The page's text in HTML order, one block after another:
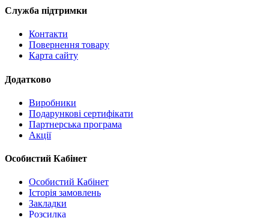
Служба підтримки
Контакти
Повернення товару
Карта сайту
Додатково
Виробники
Подарункові сертифікати
Партнерська програма
Акції
Особистий Кабінет
Особистий Кабінет
Історія замовлень
Закладки
Розсилка